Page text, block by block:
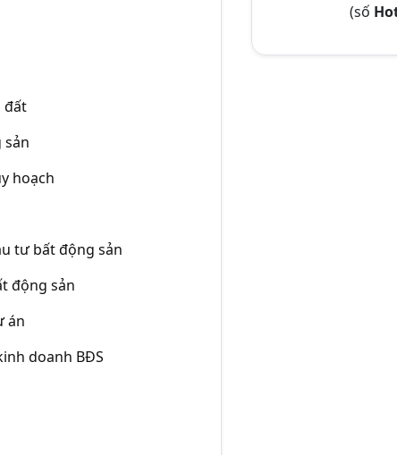
đất
sản
hoạch
tư bất động sản
động sản
án
doanh BĐS
(số